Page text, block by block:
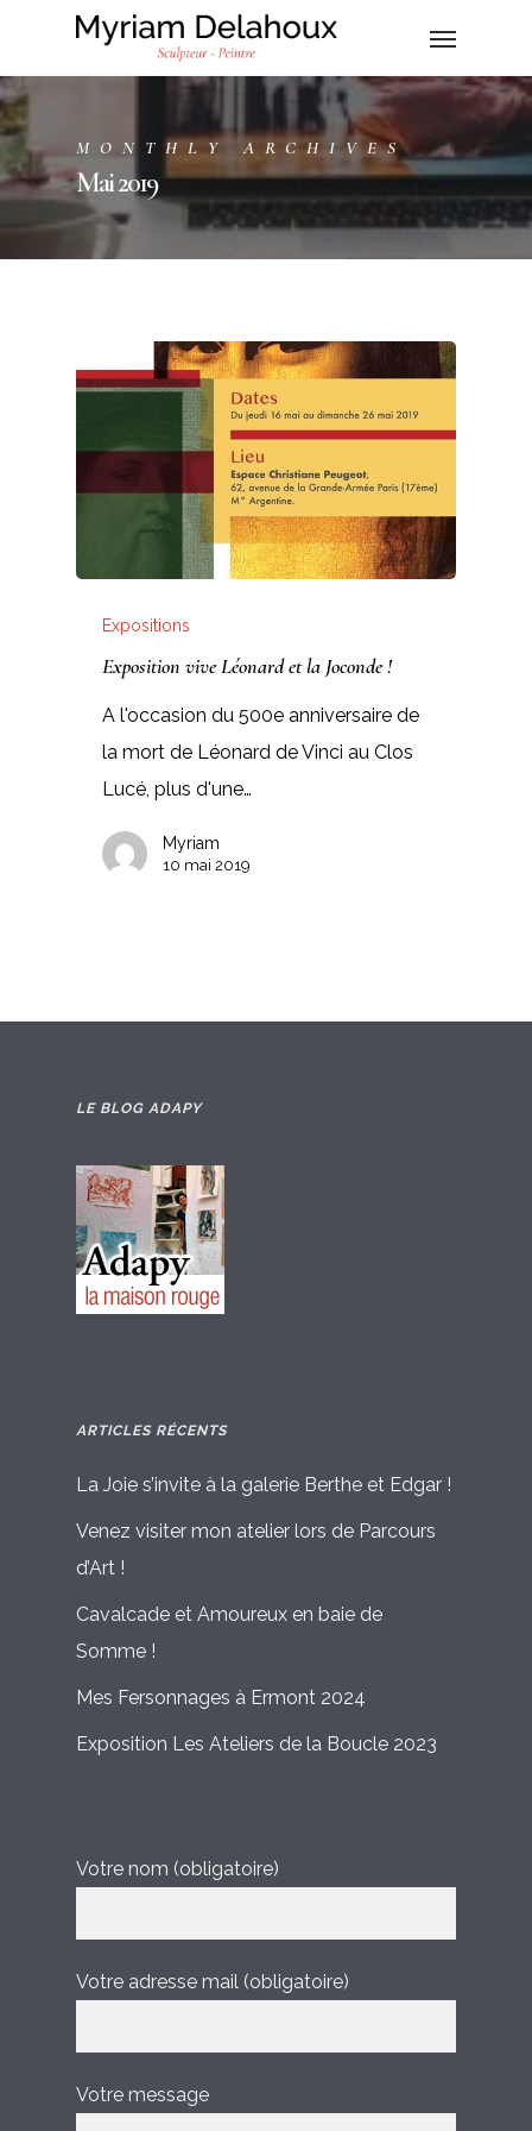
MONTHLY ARCHIVES
Mai 2019
Expositions
Exposition vive Léonard et la Joconde !
A l'occasion du 500e anniversaire de
la mort de Léonard de Vinci au Clos
Lucé, plus d'une…
Myriam
10 mai 2019
LE BLOG ADAPY
ARTICLES RÉCENTS
La Joie s’invite à la galerie Berthe et Edgar !
Venez visiter mon atelier lors de Parcours
d’Art !
Cavalcade et Amoureux en baie de
Somme !
Mes Fersonnages à Ermont 2024
Exposition Les Ateliers de la Boucle 2023
Votre nom (obligatoire)
Votre adresse mail (obligatoire)
Votre message